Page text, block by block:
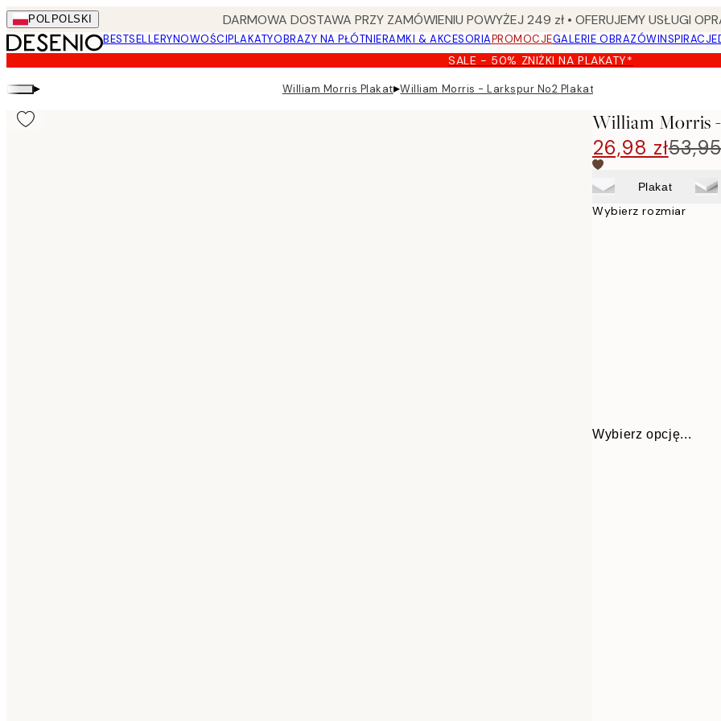
Skip
to
main
content.
POL POLSKI DARMOWA DOSTAWA PRZY ZAMÓWIENIU POWYŻEJ 249 zł • OFERUJEMY USŁUGI
BESTSELLERYNOWOŚCIPLAKATYOBRAZY NA PŁÓTNIERAMKI & AKCESORIAPROMOCJEGALERIE OBRAZÓWINSPIRACJE
SALE - 50% ZNIŻKI NA PLAKATY*
▸ William Morris Plakat▸William Morris - Larkspur No2 Plakat
William Morris
26,98 zł
Plakat
Wybierz rozmiar
Wybierz opcję...